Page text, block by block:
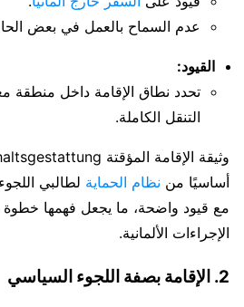
عدم السماح بالعمل في بعض
القيود:
تحدد نطاق الإقامة داخل منطقة
التنقل الكاملة.
أساسيًا من نظام الحماية لطالبي
مع قيود واضحة، ما يجعل فهمها خطوة
الإجراءات الألمانية.
2. الإقامة بصفة اللجوء السياسي